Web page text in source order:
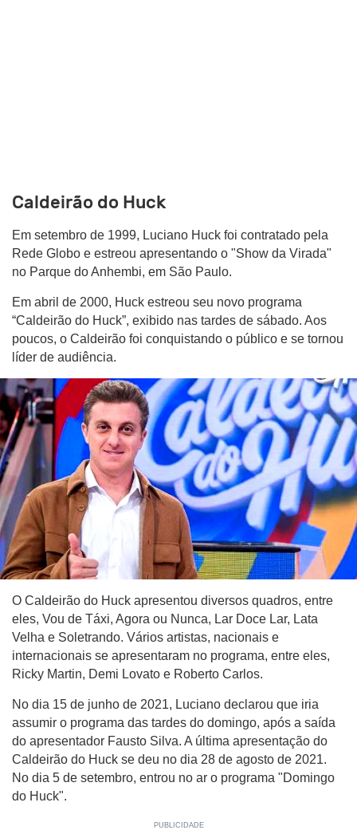
Caldeirão do Huck
Em setembro de 1999, Luciano Huck foi contratado pela
Rede Globo e estreou apresentando o "Show da Virada"
no Parque do Anhembi, em São Paulo.
Em abril de 2000, Huck estreou seu novo programa
“Caldeirão do Huck”, exibido nas tardes de sábado. Aos
poucos, o Caldeirão foi conquistando o público e se tornou
líder de audiência.
O Caldeirão do Huck apresentou diversos quadros, entre
eles, Vou de Táxi, Agora ou Nunca, Lar Doce Lar, Lata
Velha e Soletrando. Vários artistas, nacionais e
internacionais se apresentaram no programa, entre eles,
Ricky Martin, Demi Lovato e Roberto Carlos.
No dia 15 de junho de 2021, Luciano declarou que iria
assumir o programa das tardes do domingo, após a saída
do apresentador Fausto Silva. A última apresentação do
Caldeirão do Huck se deu no dia 28 de agosto de 2021.
No dia 5 de setembro, entrou no ar o programa "Domingo
do Huck".